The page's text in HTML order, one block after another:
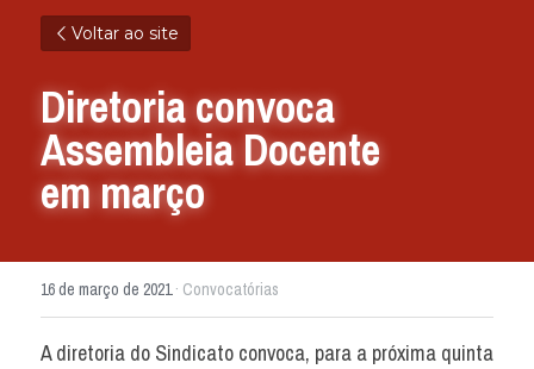
Voltar ao site
Diretoria convoca
Assembleia Docente
em março
16 de março de 2021· Convocatórias
A diretoria do Sindicato convoca, para a próxima quinta